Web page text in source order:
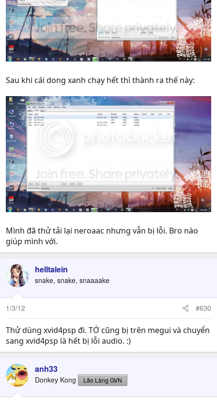
Sau khi cái dong xanh chạy hết thì thành ra thế này:
Mình đã thử tải lại neroaac nhưng vẫn bị lỗi. Bro nào
giúp mình với.
helltalein
snake, snake, snaaaake
1/3/12 #630
Thử dùng xvid4psp đi. TỚ cũng bị trên megui và chuyển
sang xvid4psp là hết bị lỗi audio. :)
anh33
Donkey Kong Lão Làng GVN